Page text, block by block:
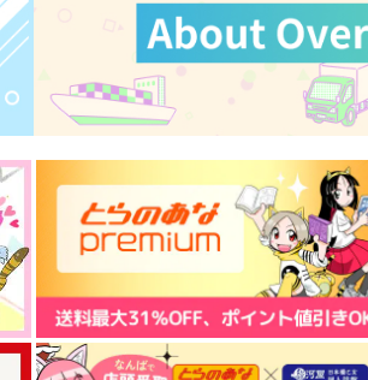
（税込）
石神千空×あさぎりゲン
glorious star
専売 944
Dr.STONE
石神千空×